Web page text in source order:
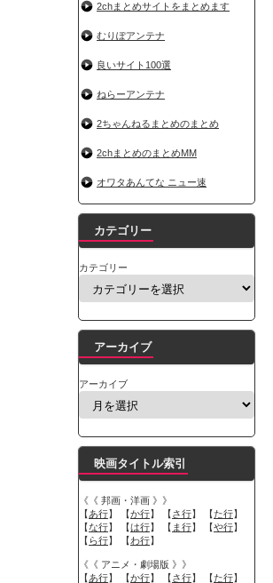
2chまとめサイトをまとめます
むりぽアンテナ
良いサイト100選
ねらーアンテナ
2ちゃんねるまとめのまとめ
2chまとめのまとめMM
オワタあんてな ニュー速
カテゴリー
カテゴリー
アーカイブ
アーカイブ
映画タイトル索引
《《 邦画・洋画 》》
【あ行】 【か行】 【さ行】 【た行】
【な行】 【は行】 【 ま行】 【や行】
【 ら行】 【わ行】
《《 アニメ・劇場版 》》
【あ行】 【か行】 【さ行】 【た行】